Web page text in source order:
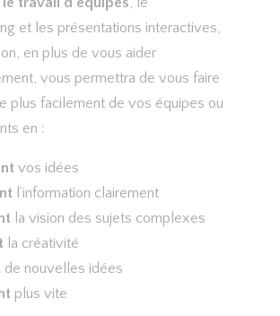
et les présentations interactives,
en plus de vous aider
vous permettra de vous faire
plus facilement de vos équipes ou
en :
vos idées
l’information clairement
la vision des sujets complexes
la créativité
de nouvelles idées
plus vite